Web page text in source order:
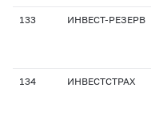
133 ИНВЕСТ-РЕЗЕРВ
134 ИНВЕСТСТРАХ